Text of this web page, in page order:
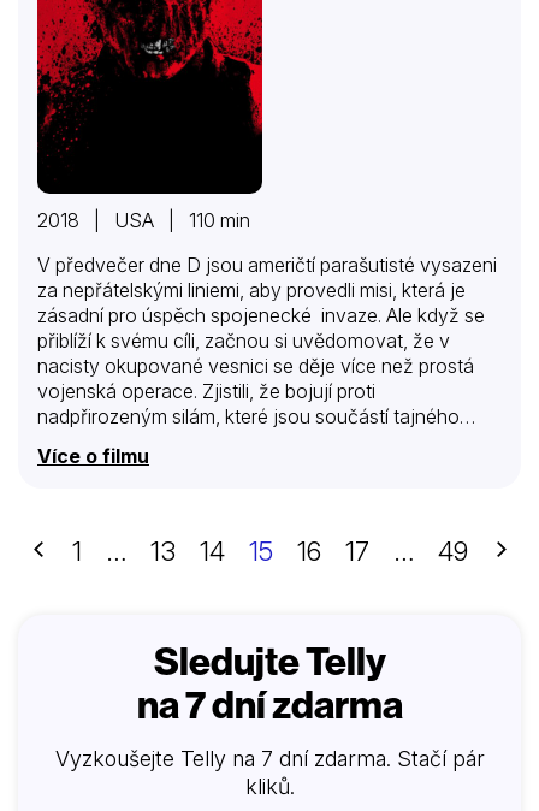
2018 | USA | 110 min
V předvečer dne D jsou američtí parašutisté vysazeni
za nepřátelskými liniemi, aby provedli misi, která je
zásadní pro úspěch spojenecké invaze. Ale když se
přiblíží k svému cíli, začnou si uvědomovat, že v
nacisty okupované vesnici se děje více než prostá
vojenská operace. Zjistili, že bojují proti
nadpřirozeným silám, které jsou součástí tajného
nacistického experimentu.
Více o filmu
Předchozí
1 … 13 14 15 16 17 … 49
Sledujte Telly
na 7 dní zdarma
Vyzkoušejte Telly na 7 dní zdarma. Stačí pár
kliků.